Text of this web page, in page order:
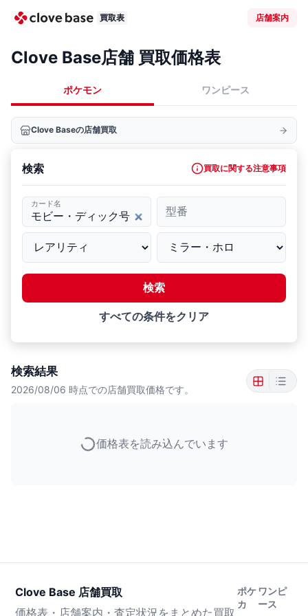
買取表 店舗案内
Clove Base店舗 買取価格表
ポケモン ワンピース
Clove Baseの店舗買取
検索 買取に関する注意事項
カード名
型番
検索
すべての条件をクリア
検索結果
2026/08/06 時点での店舗買取価格です。
価格表を読み込んでいます
Clove Base 店舗買取
価格表・店舗案内・査定状況をまとめた買取
ポケ
カ
ワンピ
ース